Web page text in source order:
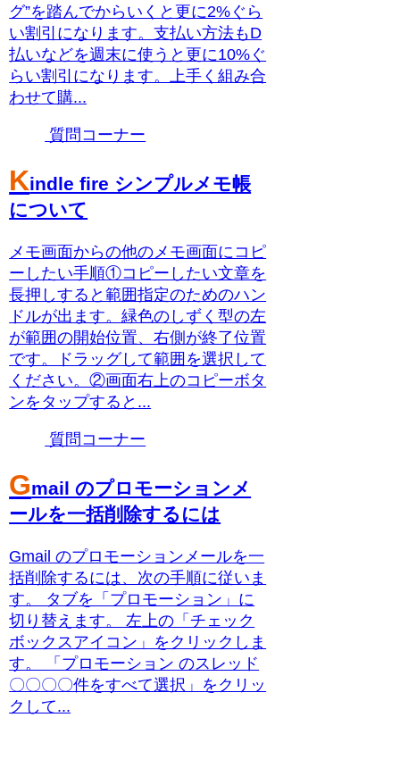
グ”を踏んでからいくと更に2%ぐら
い割引になります。支払い方法もD
払いなどを週末に使うと更に10%ぐ
らい割引になります。上手く組み合
わせて購...
質問コーナー
Kindle fire シンプルメモ帳
について
メモ画面からの他のメモ画面にコピ
ーしたい手順①コピーしたい文章を
長押しすると範囲指定のためのハン
ドルが出ます。緑色のしずく型の左
が範囲の開始位置、右側が終了位置
です。ドラッグして範囲を選択して
ください。②画面右上のコピーボタ
ンをタップすると...
質問コーナー
Gmail のプロモーションメ
ールを一括削除するには
Gmail のプロモーションメールを一
括削除するには、次の手順に従いま
す。 タブを「プロモーション」に
切り替えます。 左上の「チェック
ボックスアイコン」をクリックしま
す。 「プロモーション のスレッド
〇〇〇〇件をすべて選択」をクリッ
クして...